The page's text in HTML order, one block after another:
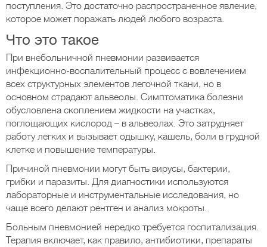
поступления. Это достаточно распространенное явление,
которое может поражать людей любого возраста.
Что это такое
При внебольничной пневмонии развивается
инфекционно-воспалительный процесс с вовлечением
всех структурных элементов легочной ткани, но в
основном страдают альвеолы. Симптоматика болезни
обусловлена скоплением жидкости на участках,
поглощающих кислород – в альвеолах. Это затрудняет
работу легких и вызывает одышку, кашель, боли в грудной
клетке и повышение температуры.
Причиной пневмонии могут быть вирусы, бактерии,
грибки и паразиты. Для диагностики используются
лабораторные и инструментальные исследования, но
чаще всего делают рентген и анализ мокроты.
Больным пневмонией нередко требуется госпитализация.
Терапия включает, как правило, антибиотики, препараты